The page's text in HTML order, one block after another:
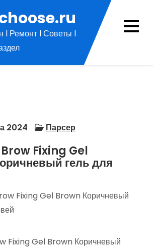
l Ремонт l Советы l
2024 Парсер
Fixing Gel
гель для
Fixing Gel Brown Коричневый